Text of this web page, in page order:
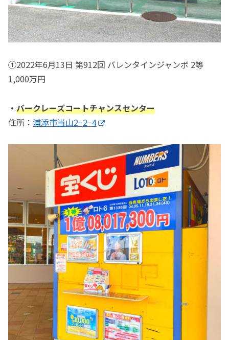
①2022年6月13日 第912回 バレンタインジャンボ 2等
1,000万円
・ バークレーズコートチャンスセンター
住所： 浦添市当山2−2−4